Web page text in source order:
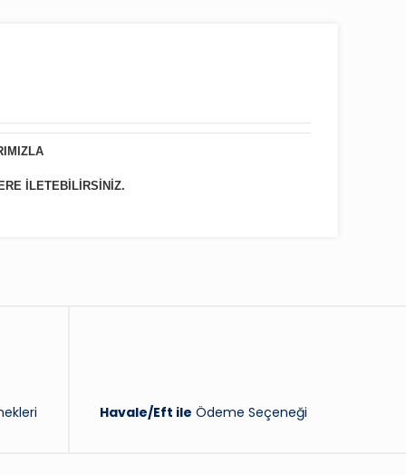
İLETEBİLİRSİNİZ.
Havale/Eft ile Ödeme Seçeneği